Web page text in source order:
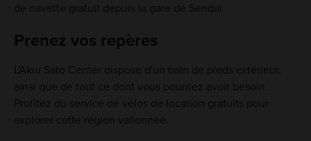
de navette gratuit depuis la gare de Sendai.
Prenez vos repères
L'Akiu Sato Center dispose d'un bain de pieds extérieur,
ainsi que de tout ce dont vous pourriez avoir besoin.
Profitez du service de vélos de location gratuits pour
explorer cette région vallonnée.